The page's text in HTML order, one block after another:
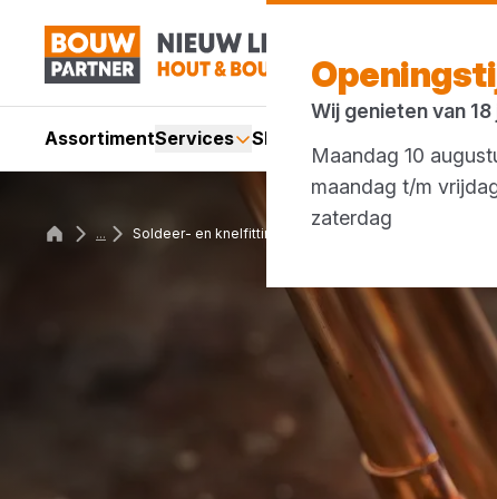
AssortimentServices Showroom
... Soldeer- en knelfittingen
Wij genieten van
Maandag 10
maandag t/m
zaterdag